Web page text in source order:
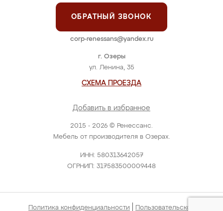
2015 - 2026 © Ренессанс.
Мебель от производителя в Озерах.
ИНН: 580313642057
ОГРНИП: 317583500009448
г. Озеры
ул. Ленина, 35
СХЕМА ПРОЕЗДА
Добавить в избранное
ОБРАТНЫЙ ЗВОНОК
corp-renessans@yandex.ru
Политика конфиденциальности Пользовательское